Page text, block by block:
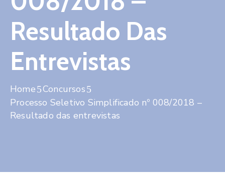
Resultado Das
Entrevistas
Home
Concursos
Processo Seletivo Simplificado nº 008/2018 –
Resultado das entrevistas